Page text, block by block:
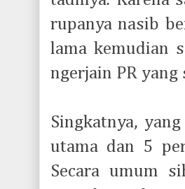
rupanya nasib
lama kemudian
ngerjain PR yang
Singkatnya,
utama dan 5
Secara umum